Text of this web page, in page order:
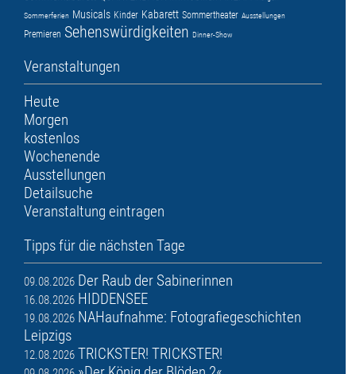
Sommerferien Musicals Kinder Kabarett Sommertheater Ausstellungen
Premieren Sehenswürdigkeiten Dinner-Show
Veranstaltungen
Heute
Morgen
kostenlos
Wochenende
Ausstellungen
Detailsuche
Veranstaltung eintragen
Tipps für die nächsten Tage
09.08.2026 Der Raub der Sabinerinnen
16.08.2026 HIDDENSEE
19.08.2026 NAHaufnahme: Fotografiegeschichten
Leipzigs
12.08.2026 TRICKSTER! TRICKSTER!